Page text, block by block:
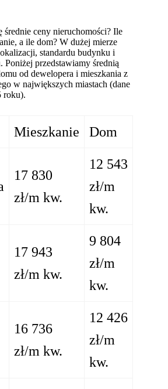
średnie ceny nieruchomości? Ile
a ile dom? W dużej mierze
standardu budynku i
Poniżej przedstawiamy średnią
od dewelopera i mieszkania z
w największych miastach (dane
roku).
Mieszkanie Dom
17 830
zł/m kw.
12 543
zł/m
kw.
17 943
zł/m kw.
9 804
zł/m
kw.
16 736
zł/m kw.
12 426
zł/m
kw.